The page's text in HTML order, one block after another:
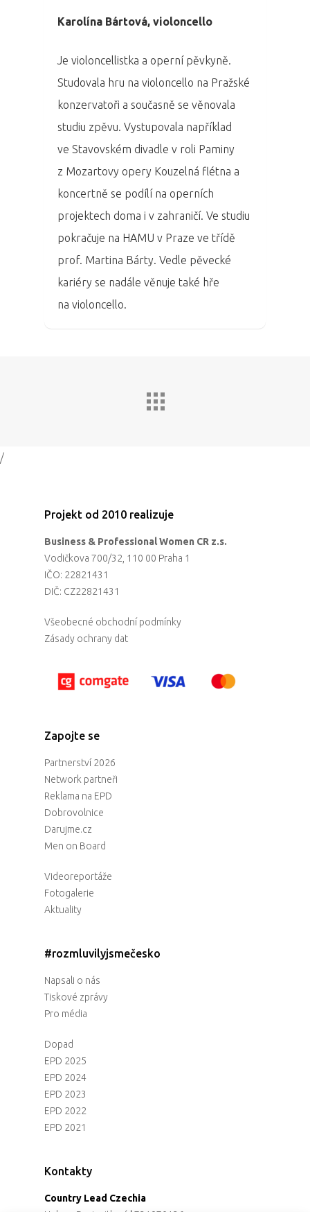
Karolína Bártová, violoncello
Je violoncellistka a operní pěvkyně.
Studovala hru na violoncello na Pražské
konzervatoři a současně se věnovala
studiu zpěvu. Vystupovala například
ve Stavovském divadle v roli Paminy
z Mozartovy opery Kouzelná flétna a
koncertně se podílí na operních
projektech doma i v zahraničí. Ve studiu
pokračuje na HAMU v Praze ve třídě
prof. Martina Bárty. Vedle pěvecké
kariéry se nadále věnuje také hře
na violoncello.
/
Projekt od 2010 realizuje
Business & Professional Women CR z.s.
Vodičkova 700/32, 110 00 Praha 1
IČO: 22821431
DIČ: CZ22821431
Všeobecné obchodní podmínky
Zásady ochrany dat
Zapojte se
Partnerství 2026
Network partneři
Reklama na EPD
Dobrovolnice
Darujme.cz
Men on Board
Videoreportáže
Fotogalerie
Aktuality
#rozmluvilyjsmečesko
Napsali o nás
Tiskové zprávy
Pro média
Dopad
EPD 2025
EPD 2024
EPD 2023
EPD 2022
EPD 2021
Kontakty
Country Lead Czechia